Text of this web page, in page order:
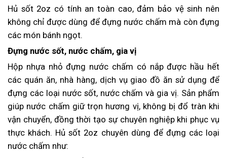
Hủ sốt 2oz có tính an toàn cao, đảm bảo vệ sinh nên
không chỉ được dùng để đựng nước chấm mà còn đựng
các món bánh ngọt.
Đựng nước sốt, nước chấm, gia vị
Hộp nhựa nhỏ đựng nước chấm có nắp được hầu hết
các quán ăn, nhà hàng, dịch vụ giao đồ ăn sử dụng để
đựng các loại nước sốt, nước chấm và gia vị. Sản phẩm
giúp nước chấm giữ trọn hương vị, không bị đổ tràn khi
vận chuyển, đồng thời tạo sự chuyên nghiệp khi phục vụ
thực khách. Hủ sốt 2oz chuyên dùng để đựng các loại
nước chấm như: